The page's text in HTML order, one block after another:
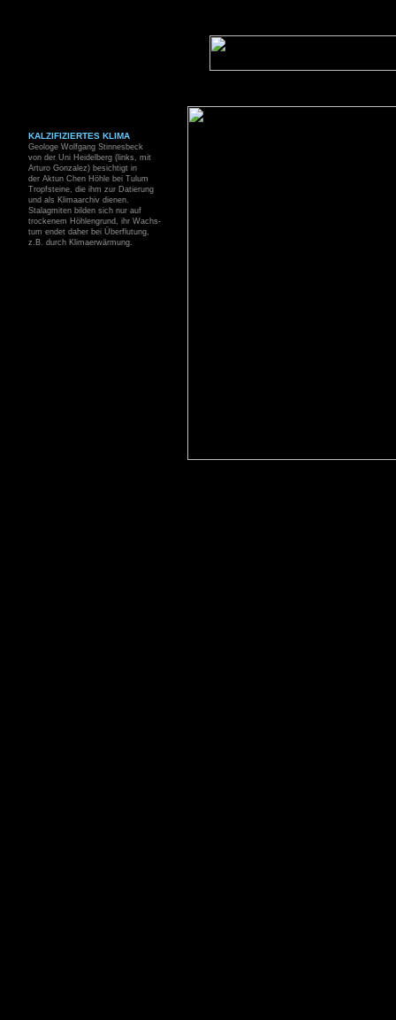
KALZIFIZIERTES KLIMA
Geologe Wolfgang Stinnesbeck
von der Uni Heidelberg (links, mit
Arturo Gonzalez) besichtigt in
der Aktun Chen Höhle bei Tulum
Tropfsteine, die ihm zur Datierung
und als Klimaarchiv dienen.
Stalagmiten bilden sich nur auf
trockenem Höhlengrund, ihr Wachs-
tum endet daher bei Überflutung,
z.B. durch Klimaerwärmung.